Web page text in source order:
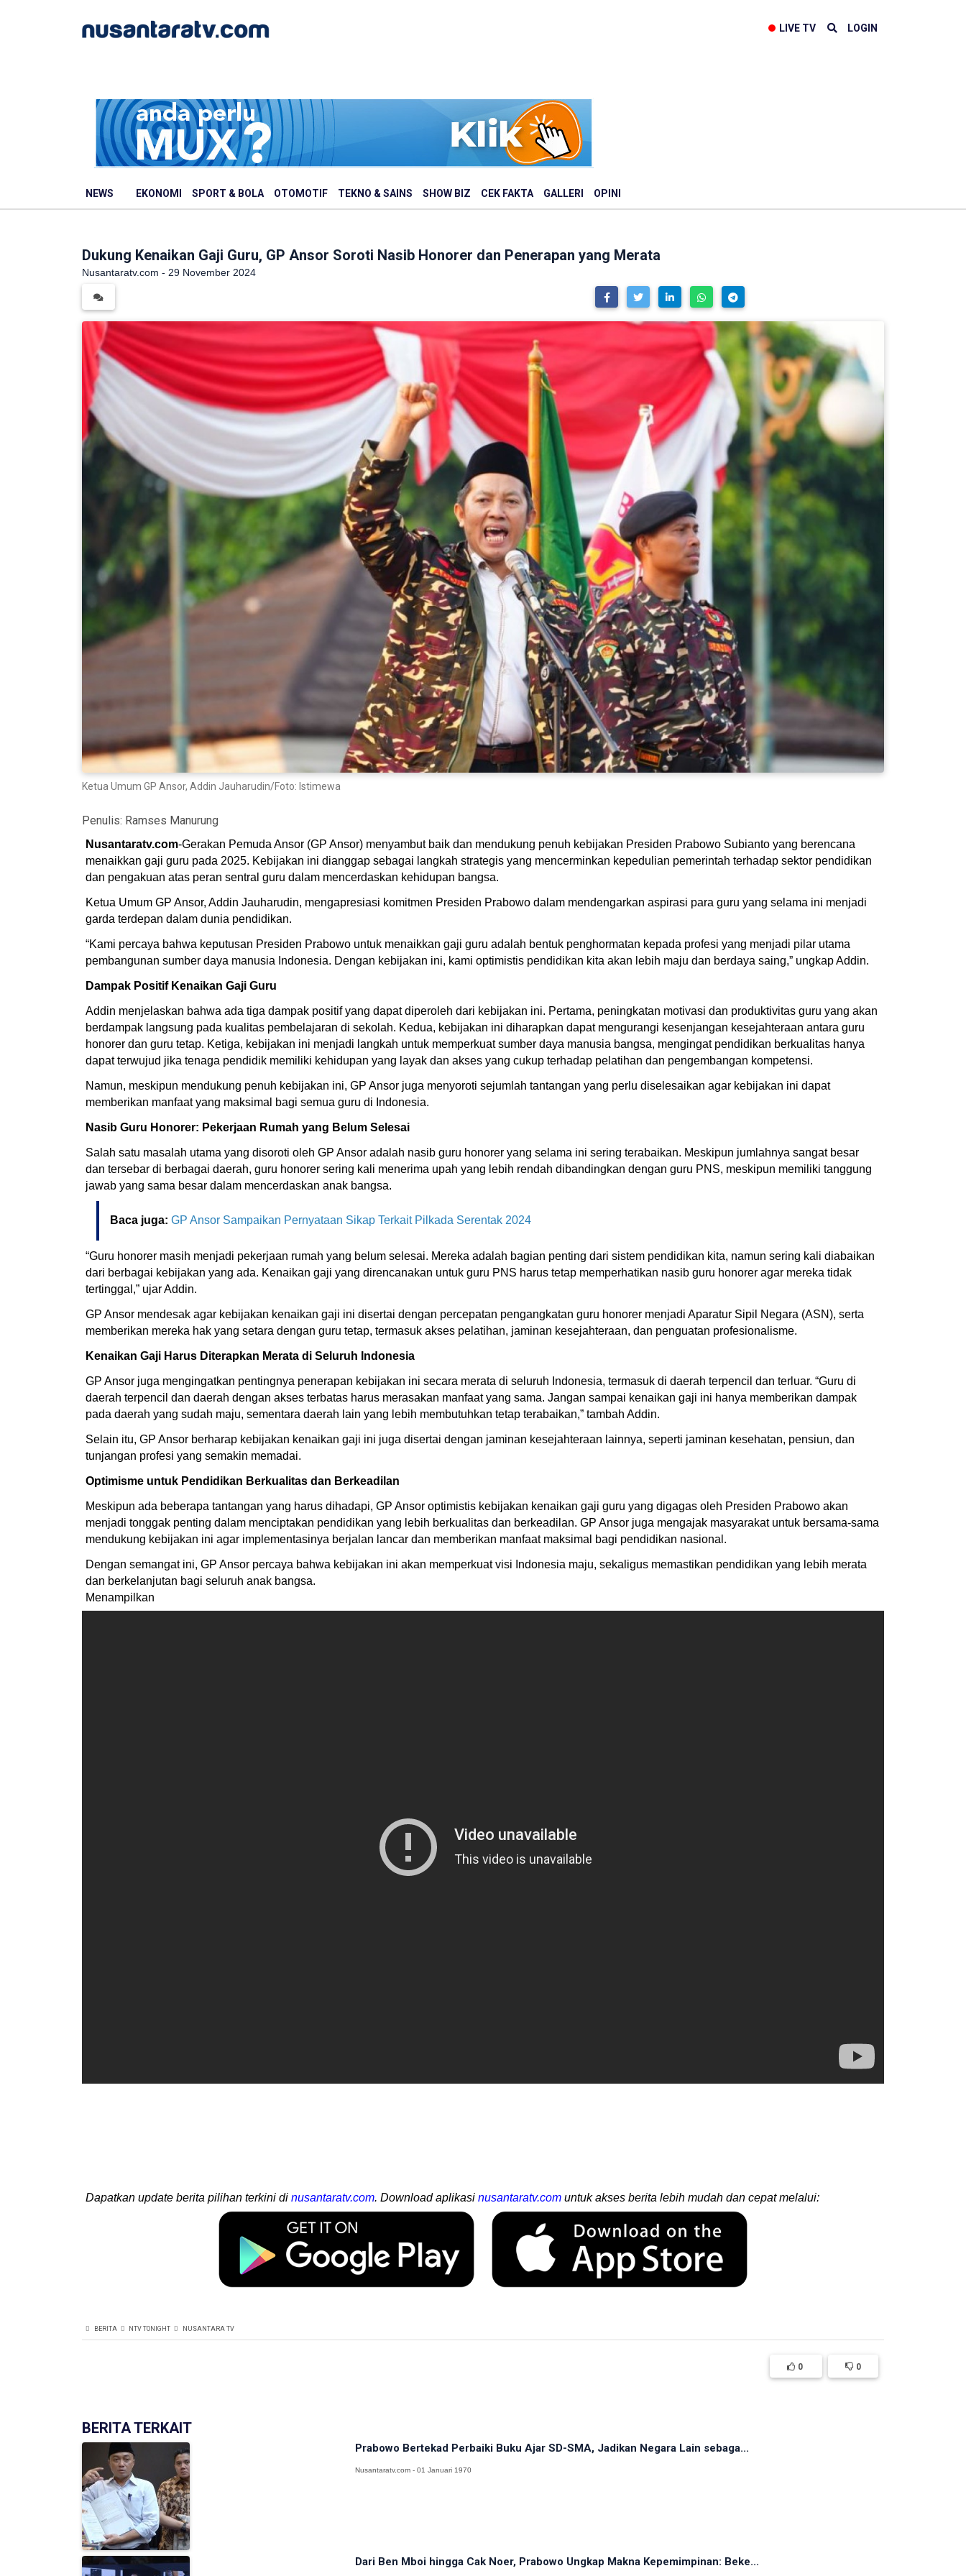
LIVE TV LOGIN
NEWS EKONOMI SPORT & BOLA OTOMOTIF TEKNO & SAINS SHOW BIZ CEK FAKTA GALLERI OPINI
Dukung Kenaikan Gaji Guru, GP Ansor Soroti Nasib Honorer dan Penerapan yang Merata
Nusantaratv.com - 29 November 2024
Ketua Umum GP Ansor, Addin Jauharudin/Foto: Istimewa
Penulis: Ramses Manurung
Nusantaratv.com-Gerakan Pemuda Ansor (GP Ansor) menyambut baik dan mendukung penuh kebijakan Presiden Prabowo Subianto yang berencana
menaikkan gaji guru pada 2025. Kebijakan ini dianggap sebagai langkah strategis yang mencerminkan kepedulian pemerintah terhadap sektor pendidikan
dan pengakuan atas peran sentral guru dalam mencerdaskan kehidupan bangsa.
Ketua Umum GP Ansor, Addin Jauharudin, mengapresiasi komitmen Presiden Prabowo dalam mendengarkan aspirasi para guru yang selama ini menjadi
garda terdepan dalam dunia pendidikan.
“Kami percaya bahwa keputusan Presiden Prabowo untuk menaikkan gaji guru adalah bentuk penghormatan kepada profesi yang menjadi pilar utama
pembangunan sumber daya manusia Indonesia. Dengan kebijakan ini, kami optimistis pendidikan kita akan lebih maju dan berdaya saing,” ungkap Addin.
Dampak Positif Kenaikan Gaji Guru
Addin menjelaskan bahwa ada tiga dampak positif yang dapat diperoleh dari kebijakan ini. Pertama, peningkatan motivasi dan produktivitas guru yang akan
berdampak langsung pada kualitas pembelajaran di sekolah. Kedua, kebijakan ini diharapkan dapat mengurangi kesenjangan kesejahteraan antara guru
honorer dan guru tetap. Ketiga, kebijakan ini menjadi langkah untuk memperkuat sumber daya manusia bangsa, mengingat pendidikan berkualitas hanya
dapat terwujud jika tenaga pendidik memiliki kehidupan yang layak dan akses yang cukup terhadap pelatihan dan pengembangan kompetensi.
Namun, meskipun mendukung penuh kebijakan ini, GP Ansor juga menyoroti sejumlah tantangan yang perlu diselesaikan agar kebijakan ini dapat
memberikan manfaat yang maksimal bagi semua guru di Indonesia.
Nasib Guru Honorer: Pekerjaan Rumah yang Belum Selesai
Salah satu masalah utama yang disoroti oleh GP Ansor adalah nasib guru honorer yang selama ini sering terabaikan. Meskipun jumlahnya sangat besar
dan tersebar di berbagai daerah, guru honorer sering kali menerima upah yang lebih rendah dibandingkan dengan guru PNS, meskipun memiliki tanggung
jawab yang sama besar dalam mencerdaskan anak bangsa.
Baca juga: GP Ansor Sampaikan Pernyataan Sikap Terkait Pilkada Serentak 2024
“Guru honorer masih menjadi pekerjaan rumah yang belum selesai. Mereka adalah bagian penting dari sistem pendidikan kita, namun sering kali diabaikan
dari berbagai kebijakan yang ada. Kenaikan gaji yang direncanakan untuk guru PNS harus tetap memperhatikan nasib guru honorer agar mereka tidak
tertinggal,” ujar Addin.
GP Ansor mendesak agar kebijakan kenaikan gaji ini disertai dengan percepatan pengangkatan guru honorer menjadi Aparatur Sipil Negara (ASN), serta
memberikan mereka hak yang setara dengan guru tetap, termasuk akses pelatihan, jaminan kesejahteraan, dan penguatan profesionalisme.
Kenaikan Gaji Harus Diterapkan Merata di Seluruh Indonesia
GP Ansor juga mengingatkan pentingnya penerapan kebijakan ini secara merata di seluruh Indonesia, termasuk di daerah terpencil dan terluar. “Guru di
daerah terpencil dan daerah dengan akses terbatas harus merasakan manfaat yang sama. Jangan sampai kenaikan gaji ini hanya memberikan dampak
pada daerah yang sudah maju, sementara daerah lain yang lebih membutuhkan tetap terabaikan,” tambah Addin.
Selain itu, GP Ansor berharap kebijakan kenaikan gaji ini juga disertai dengan jaminan kesejahteraan lainnya, seperti jaminan kesehatan, pensiun, dan
tunjangan profesi yang semakin memadai.
Optimisme untuk Pendidikan Berkualitas dan Berkeadilan
Meskipun ada beberapa tantangan yang harus dihadapi, GP Ansor optimistis kebijakan kenaikan gaji guru yang digagas oleh Presiden Prabowo akan
menjadi tonggak penting dalam menciptakan pendidikan yang lebih berkualitas dan berkeadilan. GP Ansor juga mengajak masyarakat untuk bersama-sama
mendukung kebijakan ini agar implementasinya berjalan lancar dan memberikan manfaat maksimal bagi pendidikan nasional.
Dengan semangat ini, GP Ansor percaya bahwa kebijakan ini akan memperkuat visi Indonesia maju, sekaligus memastikan pendidikan yang lebih merata
dan berkelanjutan bagi seluruh anak bangsa.
Menampilkan
Dapatkan update berita pilihan terkini di nusantaratv.com. Download aplikasi nusantaratv.com untuk akses berita lebih mudah dan cepat melalui:
BERITA NTV TONIGHT NUSANTARA TV
0 0
BERITA TERKAIT
Prabowo Bertekad Perbaiki Buku Ajar SD-SMA, Jadikan Negara Lain sebaga...
Nusantaratv.com - 01 Januari 1970
Dari Ben Mboi hingga Cak Noer, Prabowo Ungkap Makna Kepemimpinan: Beke...